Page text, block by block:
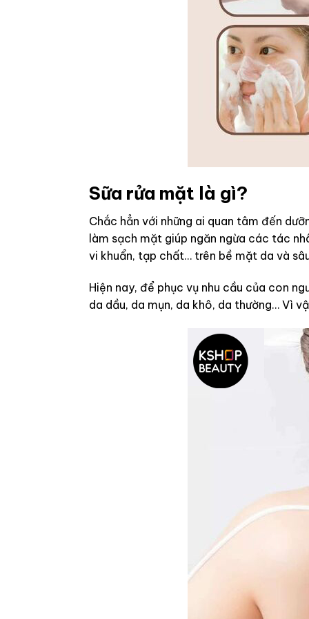
Sữa rửa mặt là gì?
Chắc hẳn với những ai quan tâm đến
làm sạch mặt giúp ngăn ngừa các tác
vi khuẩn, tạp chất… trên bề mặt da và
Hiện nay, để phục vụ nhu cầu của con
da dầu, da mụn, da khô, da thường… Vì